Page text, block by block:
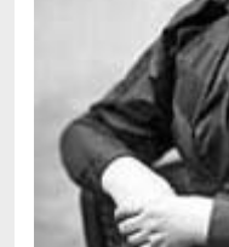
Abrahams, Peter (f. 1919)
Abrahams, Peter (f. 1947)
Abrahamson, Emmy
Abse, Dannie
Abu-Jaber, Diana
Abulhawa, Susan
Aburas, Lone
Achebe, Chinua
Achmatova, Anna